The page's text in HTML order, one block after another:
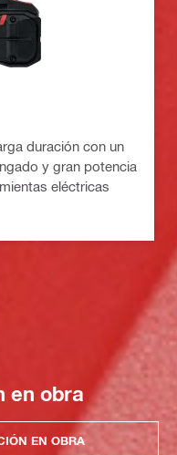
duración con un
y gran potencia
eléctricas
en obra
EN OBRA